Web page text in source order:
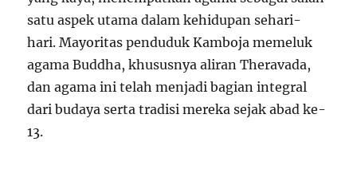
satu aspek utama dalam kehidupan sehari-
hari. Mayoritas penduduk Kamboja memeluk
agama Buddha, khususnya aliran Theravada,
dan agama ini telah menjadi bagian integral
dari budaya serta tradisi mereka sejak abad ke-
13.